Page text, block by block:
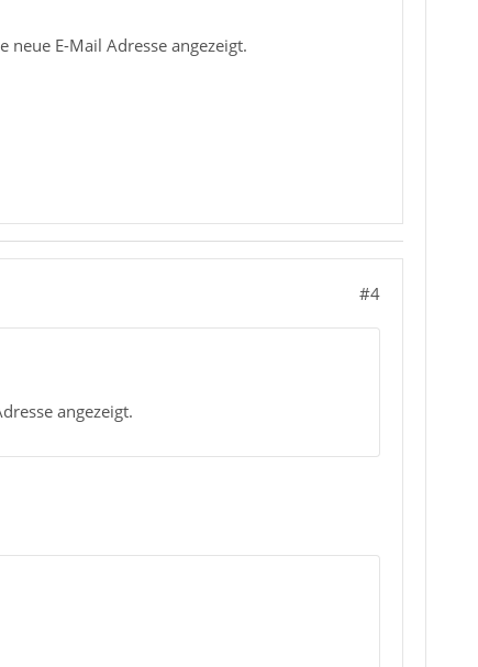
E-Mail Adresse angezeigt.
#4
angezeigt.